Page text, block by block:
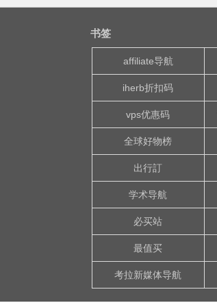
书签
affiliate导航
iherb折扣码
vps优惠码
全球好物榜
出行訂
学术导航
必买站
最值买
考拉新媒体导航